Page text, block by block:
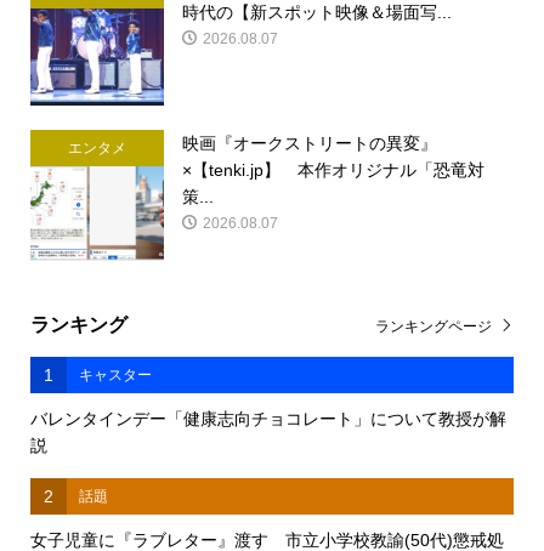
時代の【新スポット映像＆場面写...
2026.08.07
エンタメ
映画『オークストリートの異変』
×【tenki.jp】 本作オリジナル「恐竜対
策...
2026.08.07
ランキング
1 キャスター
バレンタインデー「健康志向チョコレート」について教授が解
説
2 話題
女子児童に『ラブレター』渡す 市立小学校教諭(50代)懲戒処
ランキングページ